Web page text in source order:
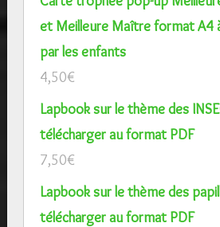
et Meilleure Maître format A4
par les enfants
4,50€
Lapbook sur le thème des
télécharger au format PDF
7,50€
Lapbook sur le thème des
télécharger au format PDF